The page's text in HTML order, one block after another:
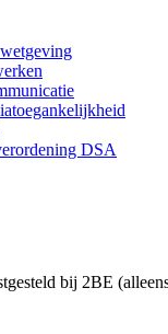
DSA
bij 2BE